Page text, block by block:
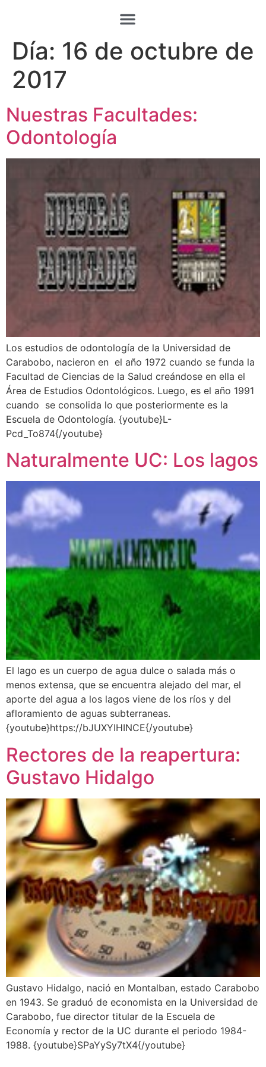
Día: 16 de octubre de
2017
Nuestras Facultades:
Odontología
Los estudios de odontología de la Universidad de
Carabobo, nacieron en el año 1972 cuando se funda la
Facultad de Ciencias de la Salud creándose en ella el
Área de Estudios Odontológicos. Luego, es el año 1991
cuando se consolida lo que posteriormente es la
Escuela de Odontología. {youtube}L-
Pcd_To874{/youtube}
Naturalmente UC: Los lagos
El lago es un cuerpo de agua dulce o salada más o
menos extensa, que se encuentra alejado del mar, el
aporte del agua a los lagos viene de los ríos y del
afloramiento de aguas subterraneas.
{youtube}https://bJUXYIHINCE{/youtube}
Rectores de la reapertura:
Gustavo Hidalgo
Gustavo Hidalgo, nació en Montalban, estado Carabobo
en 1943. Se graduó de economista en la Universidad de
Carabobo, fue director titular de la Escuela de
Economía y rector de la UC durante el periodo 1984-
1988. {youtube}SPaYySy7tX4{/youtube}